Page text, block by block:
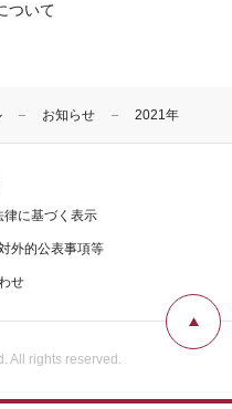
お知らせ 2021年
ついて
律に基づく表示
外的公表事項等
せ
All rights reserved.